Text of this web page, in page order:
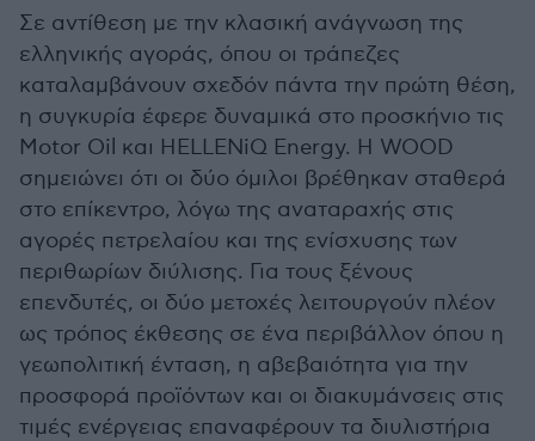
Σε αντίθεση με την κλασική ανάγνωση της
ελληνικής αγοράς, όπου οι τράπεζες
καταλαμβάνουν σχεδόν πάντα την πρώτη θέση,
η συγκυρία έφερε δυναμικά στο προσκήνιο τις
Motor Oil και HELLENiQ Energy. Η WOOD
σημειώνει ότι οι δύο όμιλοι βρέθηκαν σταθερά
στο επίκεντρο, λόγω της αναταραχής στις
αγορές πετρελαίου και της ενίσχυσης των
περιθωρίων διύλισης. Για τους ξένους
επενδυτές, οι δύο μετοχές λειτουργούν πλέον
ως τρόπος έκθεσης σε ένα περιβάλλον όπου η
γεωπολιτική ένταση, η αβεβαιότητα για την
προσφορά προϊόντων και οι διακυμάνσεις στις
τιμές ενέργειας επαναφέρουν τα διυλιστήρια